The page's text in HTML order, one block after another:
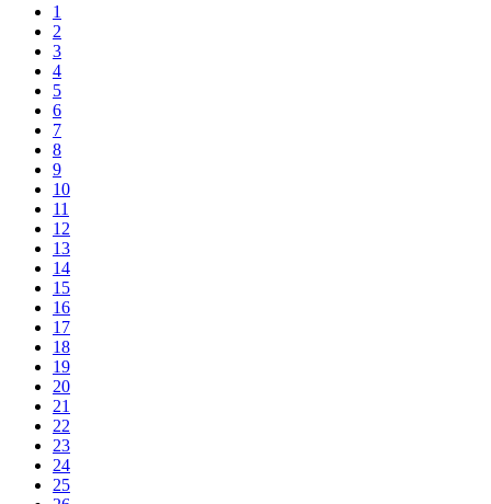
1
2
3
4
5
6
7
8
9
10
11
12
13
14
15
16
17
18
19
20
21
22
23
24
25